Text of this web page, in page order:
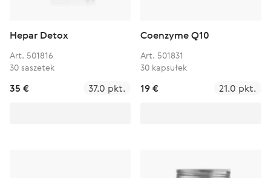
Hepar Detox
Art. 501816
30 saszetek
35 € 37.0 pkt.
Coenzyme Q10
Art. 501831
30 kapsułek
19 € 21.0 pkt.